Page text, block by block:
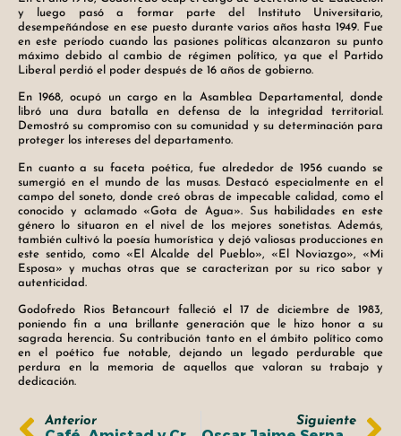
y luego pasó a formar parte del Instituto Universitario,
desempeñándose en ese puesto durante varios años hasta 1949. Fue
en este período cuando las pasiones políticas alcanzaron su punto
máximo debido al cambio de régimen político, ya que el Partido
Liberal perdió el poder después de 16 años de gobierno.
En 1968, ocupó un cargo en la Asamblea Departamental, donde
libró una dura batalla en defensa de la integridad territorial.
Demostró su compromiso con su comunidad y su determinación para
proteger los intereses del departamento.
En cuanto a su faceta poética, fue alrededor de 1956 cuando se
sumergió en el mundo de las musas. Destacó especialmente en el
campo del soneto, donde creó obras de impecable calidad, como el
conocido y aclamado «Gota de Agua». Sus habilidades en este
género lo situaron en el nivel de los mejores sonetistas. Además,
también cultivó la poesía humorística y dejó valiosas producciones en
este sentido, como «El Alcalde del Pueblo», «El Noviazgo», «Mi
Esposa» y muchas otras que se caracterizan por su rico sabor y
autenticidad.
Godofredo Rios Betancourt falleció el 17 de diciembre de 1983,
poniendo fin a una brillante generación que le hizo honor a su
sagrada herencia. Su contribución tanto en el ámbito político como
en el poético fue notable, dejando un legado perdurable que
perdura en la memoria de aquellos que valoran su trabajo y
dedicación.
Anterior Siguiente